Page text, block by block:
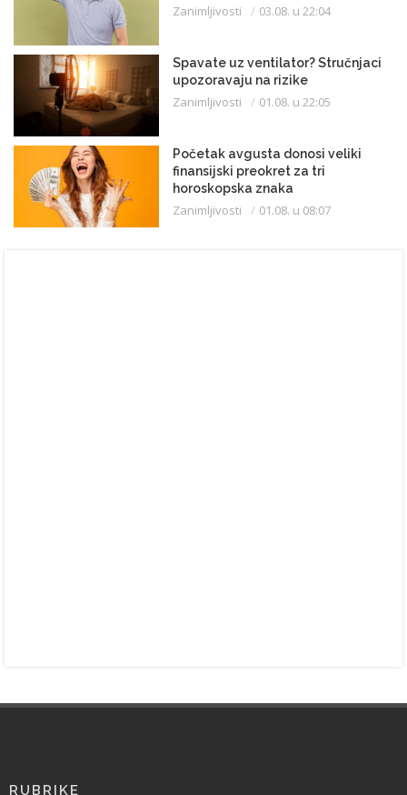
Zanimljivosti 03.08. u 22:04
Spavate uz ventilator? Stručnjaci
upozoravaju na rizike
Zanimljivosti 01.08. u 22:05
Početak avgusta donosi veliki
finansijski preokret za tri
horoskopska znaka
Zanimljivosti 01.08. u 08:07
RUBRIKE